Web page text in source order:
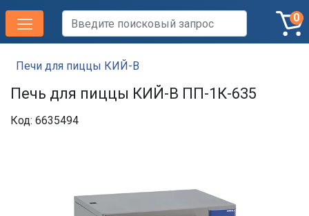
0
Печи для пиццы КИЙ-В
Печь для пиццы КИЙ-В ПП-1К-635
Код: 6635494